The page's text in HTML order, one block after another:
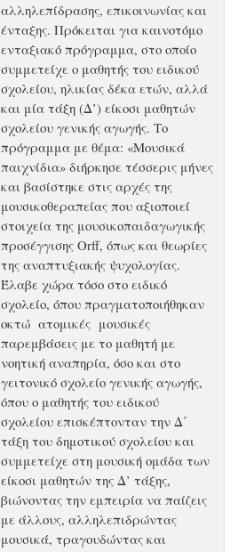
αλληλεπίδρασης, επικοινωνίας και
ένταξης. Πρόκειται για καινοτόμο
ενταξιακό πρόγραμμα, στο οποίο
συμμετείχε ο μαθητής του ειδικού
σχολείου, ηλικίας δέκα ετών, αλλά
και μία τάξη (Δ’) είκοσι μαθητών
σχολείου γενικής αγωγής. Το
πρόγραμμα με θέμα: «Μουσικά
παιχνίδια» διήρκησε τέσσερις μήνες
και βασίστηκε στις αρχές της
μουσικοθεραπείας που αξιοποιεί
στοιχεία της μουσικοπαιδαγωγικής
προσέγγισης Orff, όπως και θεωρίες
της αναπτυξιακής ψυχολογίας.
Έλαβε χώρα τόσο στο ειδικό
σχολείο, όπου πραγματοποιήθηκαν
οκτώ ατομικές μουσικές
παρεμβάσεις με το μαθητή με
νοητική αναπηρία, όσο και στο
γειτονικό σχολείο γενικής αγωγής,
όπου ο μαθητής του ειδικού
σχολείου επισκέπτονταν την Δ΄
τάξη του δημοτικού σχολείου και
συμμετείχε στη μουσική ομάδα των
είκοσι μαθητών της Δ’ τάξης,
βιώνοντας την εμπειρία να παίζεις
με άλλους, αλληλεπιδρώντας
μουσικά, τραγουδώντας και